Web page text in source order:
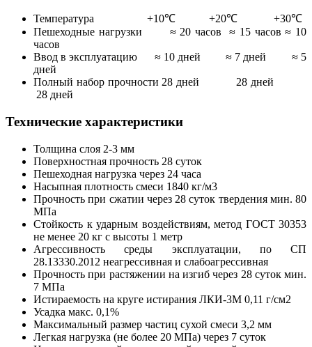
Температура +10℃ +20℃ +30℃
Пешеходные нагрузки ≈ 20 часов ≈ 15 часов ≈ 10
часов
Ввод в эксплуатацию ≈ 10 дней ≈ 7 дней ≈ 5
дней
Полный набор прочности 28 дней 28 дней
28 дней
Технические характеристики
Толщина слоя 2-3 мм
Поверхностная прочность 28 суток
Пешеходная нагрузка через 24 часа
Насыпная плотность смеси 1840 кг/м3
Прочность при сжатии через 28 суток твердения мин. 80
МПа
Стойкость к ударным воздействиям, метод ГОСТ 30353
не менее 20 кг с высоты 1 метр
Агрессивность среды эксплуатации, по СП
28.13330.2012 неагрессивная и слабоагрессивная
Прочность при растяжении на изгиб через 28 суток мин.
7 МПа
Истираемость на круге истирания ЛКИ-3М 0,11 г/см2
Усадка макс. 0,1%
Максимальный размер частиц сухой смеси 3,2 мм
Легкая нагрузка (не более 20 МПа) через 7 суток